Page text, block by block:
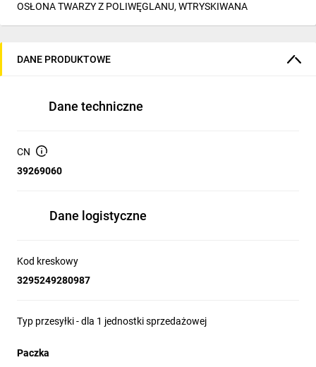
OSŁONA TWARZY Z POLIWĘGLANU, WTRYSKIWANA
DANE PRODUKTOWE
Dane techniczne
CN
39269060
Dane logistyczne
Kod kreskowy
3295249280987
Typ przesyłki - dla 1 jednostki sprzedażowej
Paczka